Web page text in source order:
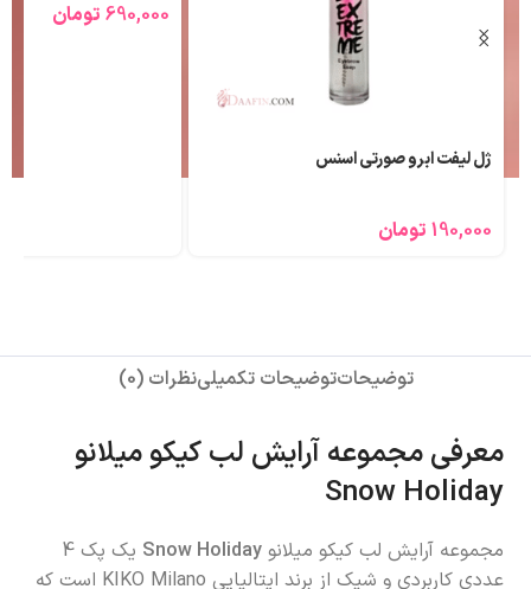
ژل لیفت ابرو صورتی اسنس
190,000 تومان
690,000 تومان
توضیحاتتوضیحات تکمیلینظرات (0)
معرفی مجموعه آرایش لب کیکو میلانو
Snow Holiday
مجموعه آرایش لب کیکو میلانوSnow Holiday
یک پک 4
عددی کاربردی و شیک از برند ایتالیایی KIKO Milano است که